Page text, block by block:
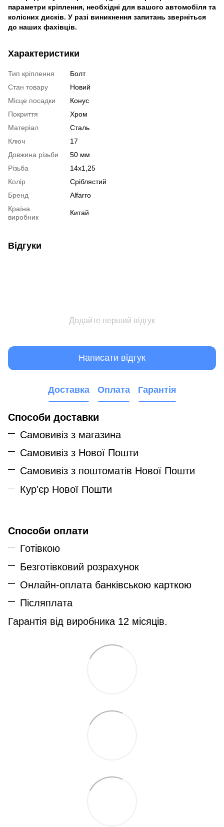
параметри кріплення, необхідні для вашого автомобіля та
колісних дисків. У разі виникнення запитань зверніться
до наших фахівців.
Характеристики
Тип кріплення
Болт
Стан товару
Новий
Місце посадки
Конус
Покриття
Хром
Матеріал
Сталь
Ключ
17
Довжина різьби
50 мм
Різьба
14x1,25
Колір
Сріблястий
Бренд
Alfarro
Країна
виробник
Китай
Відгуки
Додайте перший відгук
Написати відгук
Доставка Оплата Гарантія
Способи доставки
Самовивіз з магазина
Самовивіз з Нової Пошти
Самовивіз з поштоматів Нової Пошти
Кур'єр Нової Пошти
Способи оплати
Готівкою
Безготівковий розрахунок
Онлайн-оплата банківською карткою
Післяплата
Гарантія від виробника 12 місяців.